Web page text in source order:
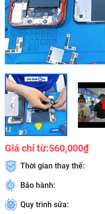
‹
Giá chỉ từ:560,000₫
Thời gian thay thế:
Bảo hành:
Quy trình sửa: